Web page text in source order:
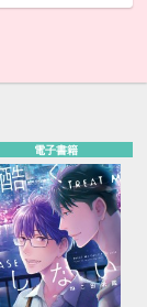
電子書籍